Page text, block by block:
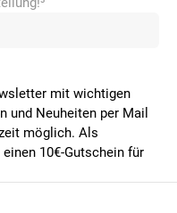
mit wichtigen
und Neuheiten per Mail
möglich. Als
10€-Gutschein für